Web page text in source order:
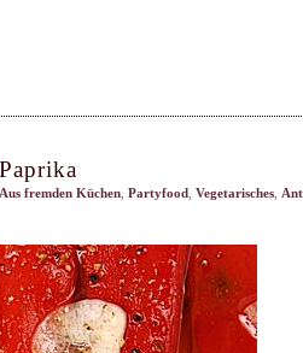
Aus fremden Küchen Partyfood Vegetarisches